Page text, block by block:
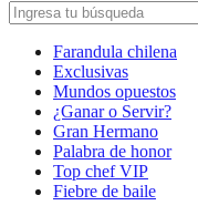
Farandula chilena
Exclusivas
Mundos opuestos
¿Ganar o Servir?
Gran Hermano
Palabra de honor
Top chef VIP
Fiebre de baile